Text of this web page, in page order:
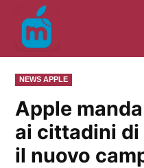
contenuto
PUBBLICATO
IN
NEWS APPLE
Apple
ai cittadini
il nuovo